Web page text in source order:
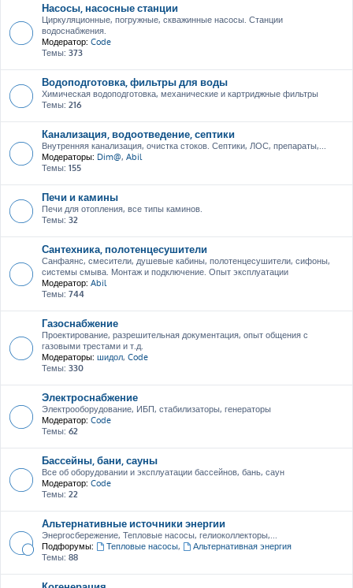
Насосы, насосные станции
Циркуляционные, погружные, скважинные насосы. Станции
водоснабжения.
Модератор: Code
Темы: 373
Водоподготовка, фильтры для воды
Химическая водоподготовка, механические и картриджные фильтры
Темы: 216
Канализация, водоотведение, септики
Внутренняя канализация, очистка стоков. Септики, ЛОС, препараты,...
Модераторы: Dim@, Abil
Темы: 155
Печи и камины
Печи для отопления, все типы каминов.
Темы: 32
Сантехника, полотенцесушители
Санфаянс, смесители, душевые кабины, полотенцесушители, сифоны,
системы смыва. Монтаж и подключение. Опыт эксплуатации
Модератор: Abil
Темы: 744
Газоснабжение
Проектирование, разрешительная документация, опыт общения с
газовыми трестами и т.д.
Модераторы: шидол, Code
Темы: 330
Электроснабжение
Электрооборудование, ИБП, стабилизаторы, генераторы
Модератор: Code
Темы: 62
Бассейны, бани, сауны
Все об оборудовании и эксплуатации бассейнов, бань, саун
Модератор: Code
Темы: 22
Альтернативные источники энергии
Энергосбережение, Тепловые насосы, гелиоколлекторы,...
Подфорумы:
Тепловые насосы,
Альтернативная энергия
Темы: 88